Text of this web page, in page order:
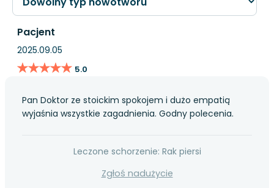
Pacjent
2025.09.05
★★★★★
★★★★★ 5.0
Pan Doktor ze stoickim spokojem i dużo empatią
wyjaśnia wszystkie zagadnienia. Godny polecenia.
Leczone schorzenie: Rak piersi
Zgłoś nadużycie